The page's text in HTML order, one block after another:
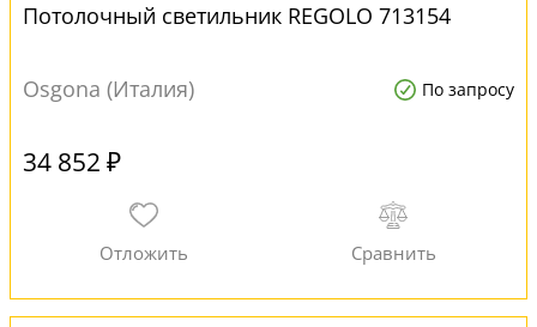
Потолочный светильник REGOLO 713154
Osgona (Италия) По запросу
34 852 ₽